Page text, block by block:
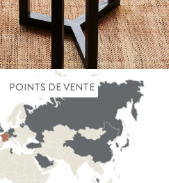
plus
RENCONTRER
plus
POINTS DE VENTE